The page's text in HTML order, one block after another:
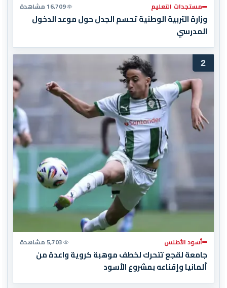
مستجدات التعليم 16,709 مشاهدة
وزارة التربية الوطنية تحسم الجدل حول موعد الدخول
المدرسي
2
أسود الأطلس 5,703 مشاهدة
جامعة لقجع تتحرك لخطف موهبة كروية واعدة من
ألمانيا وإقناعه بمشروع الأسود